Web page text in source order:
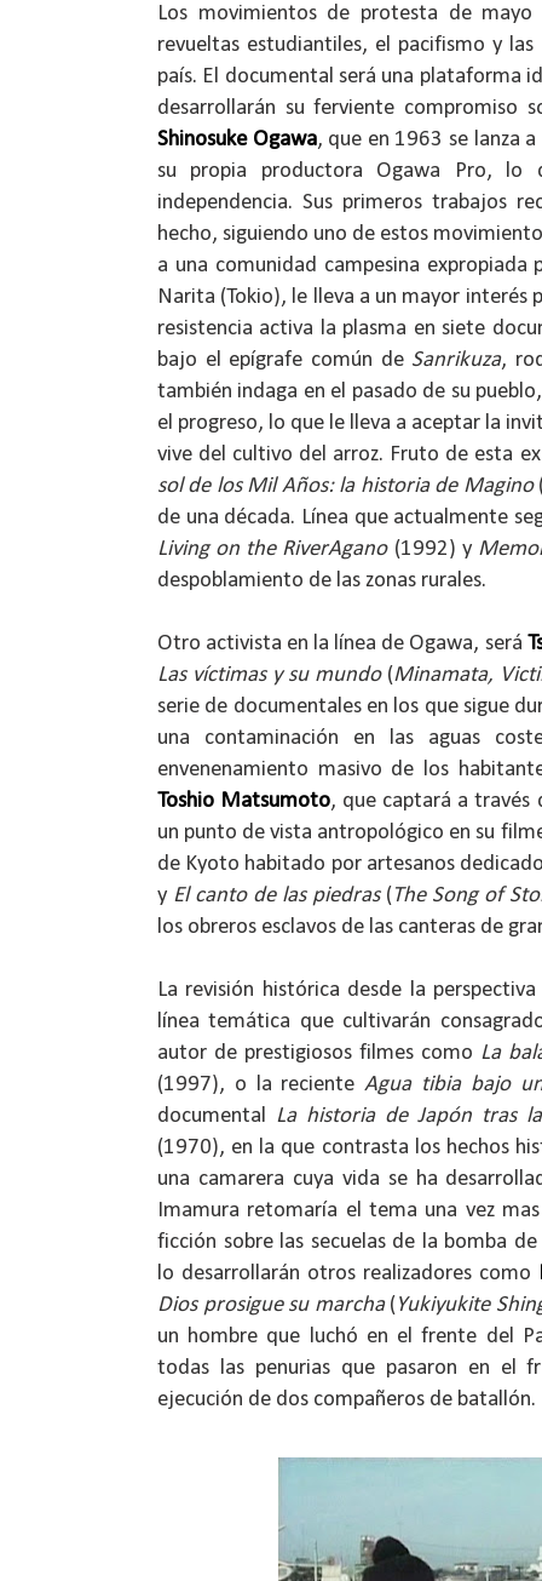
Los movimientos de protesta de
revueltas estudiantiles, el pacifismo y
país. El documental será una plataforma
desarrollarán su ferviente compromiso
Shinosuke Ogawa, que en 1963 se lanza
su propia productora Ogawa Pro,
independencia. Sus primeros trabajos
hecho, siguiendo uno de estos
a una comunidad campesina
Narita (Tokio), le lleva a un mayor interés
resistencia activa la plasma en siete
bajo el epígrafe común de Sanrikuza,
también indaga en el pasado de su
el progreso, lo que le lleva a aceptar la
vive del cultivo del arroz. Fruto de esta
sol de los Mil Años: la historia de Magino
de una década. Línea que actualmente
Living on the RiverAgano(1992) y
despoblamiento de las zonas rurales.
Otro activista en la línea de Ogawa, será
Las víctimas y su mundo(Minamata,
serie de documentales en los que sigue
una contaminación en las aguas
envenenamiento masivo de los
Toshio Matsumoto, que captará a través
un punto de vista antropológico en su
de Kyoto habitado por artesanos
y El canto de las piedras( The Song of
los obreros esclavos de las canteras de
La revisión histórica desde la
línea temática que cultivarán
autor de prestigiosos filmes como La
(1997), o la recienteAgua tibia bajo
documental La historia de Japón tras
(1970), en la que contrasta los hechos
una camarera cuya vida se ha
Imamura retomaría el tema una vez
ficción sobre las secuelas de la bomba
lo desarrollarán otros realizadores como
Dios prosigue su marcha( Yukiyukite
un hombre que luchó en el frente del
todas las penurias que pasaron en el
ejecución de dos compañeros de batallón.